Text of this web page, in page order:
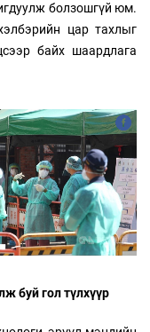
болзошгүй юм.
цар тахлыг
байх шаардлага
буй гол түлхүүр